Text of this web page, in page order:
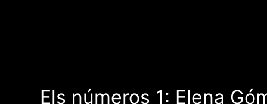
Els números 1: Elena